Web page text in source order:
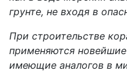
грунте, не входя в
При строительстве
применяются
имеющие аналогов в